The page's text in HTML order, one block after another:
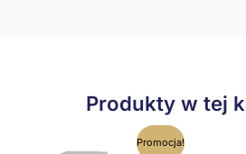
Produkty w tej
Promocja!
Ten